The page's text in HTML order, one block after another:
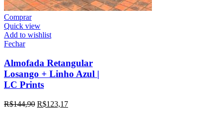
Comprar
Quick view
Add to wishlist
Fechar
Almofada Retangular
Losango + Linho Azul |
LC Prints
R$144,90 R$123,17